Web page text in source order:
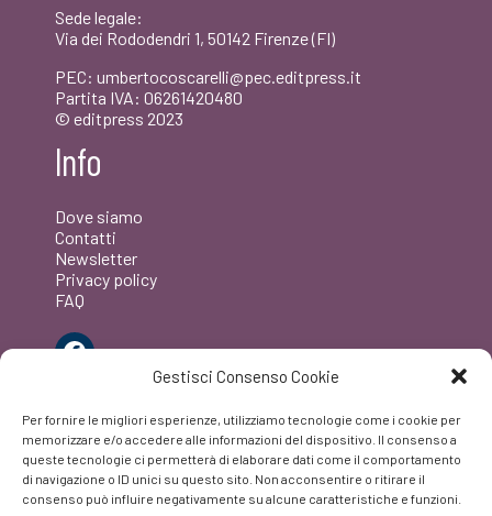
Gestisci Consenso Cookie
Per fornire le migliori esperienze, utilizziamo tecnologie come i cookie per
memorizzare e/o accedere alle informazioni del dispositivo. Il consenso a
queste tecnologie ci permetterà di elaborare dati come il comportamento
di navigazione o ID unici su questo sito. Non acconsentire o ritirare il
consenso può influire negativamente su alcune caratteristiche e funzioni.
Sede legale:
Via dei Rododendri 1, 50142 Firenze (FI)
PEC: umbertocoscarelli@pec.editpress.it
Partita IVA: 06261420480
© editpress 2023
Info
Dove siamo
Contatti
Newsletter
Privacy policy
FAQ